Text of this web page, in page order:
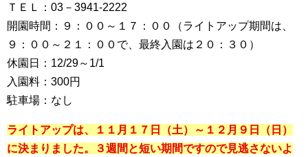
ＴＥＬ：03－3941-2222
開園時間：９：００～１７：００（ライトアップ期間は、
９：００～２１：００で、最終入園は２０：３０）
休園日：12/29～1/1
入園料：300円
駐車場：なし
ライトアップは、１１月１７日（土）～１２月９日（日）
に決まりました。３週間と短い期間ですので見逃さないよ